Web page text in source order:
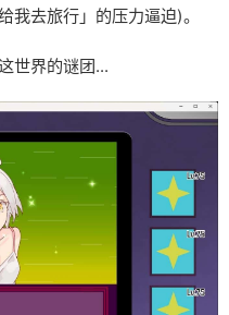
我去旅行」的压力逼迫)。
世界的谜团...